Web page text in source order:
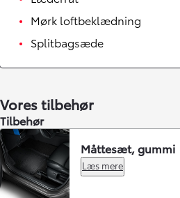
Mørk loftbeklædning
Splitbagsæde
Vores tilbehør
Tilbehør
Måttesæt, gummi
Læs mere